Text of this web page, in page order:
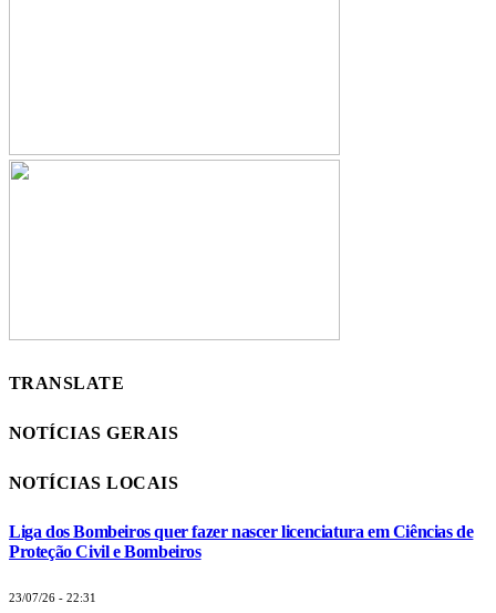
TRANSLATE
NOTÍCIAS GERAIS
NOTÍCIAS LOCAIS
Liga dos Bombeiros quer fazer nascer licenciatura em Ciências de
Proteção Civil e Bombeiros
23/07/26 - 22:31